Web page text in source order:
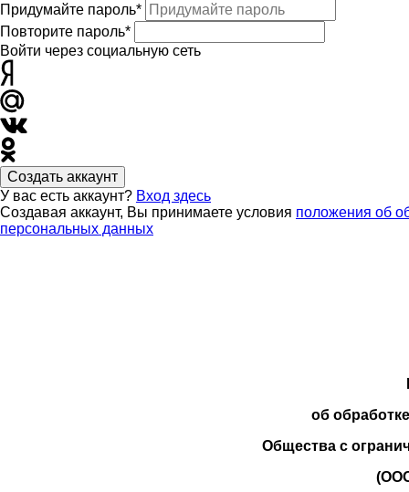
Придумайте пароль*
Повторите пароль*
Войти через социальную сеть
Создать аккаунт
У вас есть аккаунт? Вход здесь
Создавая аккаунт, Вы принимаете условия положения об
персональных данных
об
Общества с